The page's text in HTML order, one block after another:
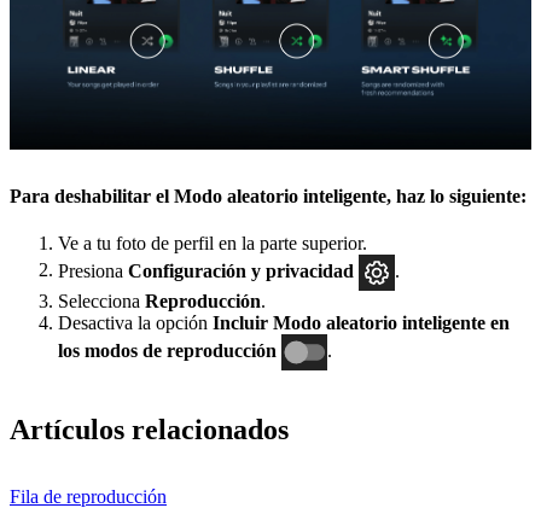
Para deshabilitar el Modo aleatorio inteligente, haz lo siguiente:
Ve a tu foto de perfil en la parte superior.
Presiona Configuración y privacidad
.
Selecciona Reproducción.
Desactiva la opción Incluir Modo aleatorio inteligente en
los modos de reproducción
.
Artículos relacionados
Fila de reproducción